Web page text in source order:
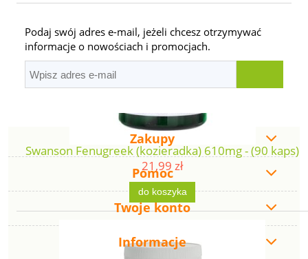
Swanson Fenugreek (kozieradka) 610mg - (90 kaps)
21,99 zł
do koszyka
Podaj swój adres e-mail, jeżeli chcesz otrzymywać
informacje o nowościach i promocjach.
Zakupy
Pomoc
Twoje konto
Informacje